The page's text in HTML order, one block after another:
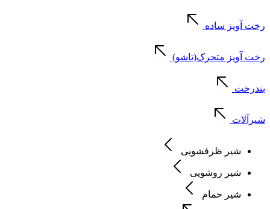
رخت آویز ساده
رخت آویز متحرک(تاشو)
بندرخت
شیرآلات
شیر ظرفشویی
شیر روشویی
شیر حمام